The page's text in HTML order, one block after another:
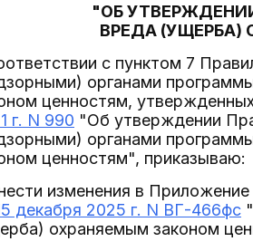
"ОБ
ВРЕДА (УЩЕРБА)
с пунктом 7
органами
ценностям,
г. N 990 "Об утверждении
органами
ценностям", приказываю:
изменения в Приложение
декабря 2025 г. N ВГ-466фс
охраняемым законом